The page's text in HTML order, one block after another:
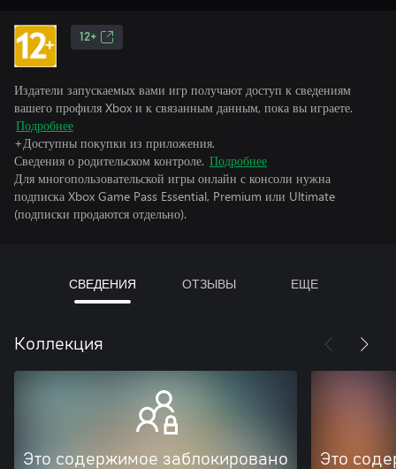
12+
Издатели запускаемых вами игр получают доступ к сведениям
вашего профиля Xbox и к связанным данным, пока вы играете.
Подробнее
+Доступны покупки из приложения.
Сведения о родительском контроле. Подробнее
Для многопользовательской игры онлайн с консоли нужна
подписка Xbox Game Pass Essential, Premium или Ultimate
(подписки продаются отдельно).
СВЕДЕНИЯ ОТЗЫВЫ ЕЩЕ
Коллекция
Это содержимое заблокировано Это